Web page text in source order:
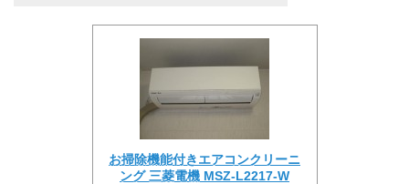
お掃除機能付きエアコンクリーニ
ング 三菱電機 MSZ‐L2217‐W